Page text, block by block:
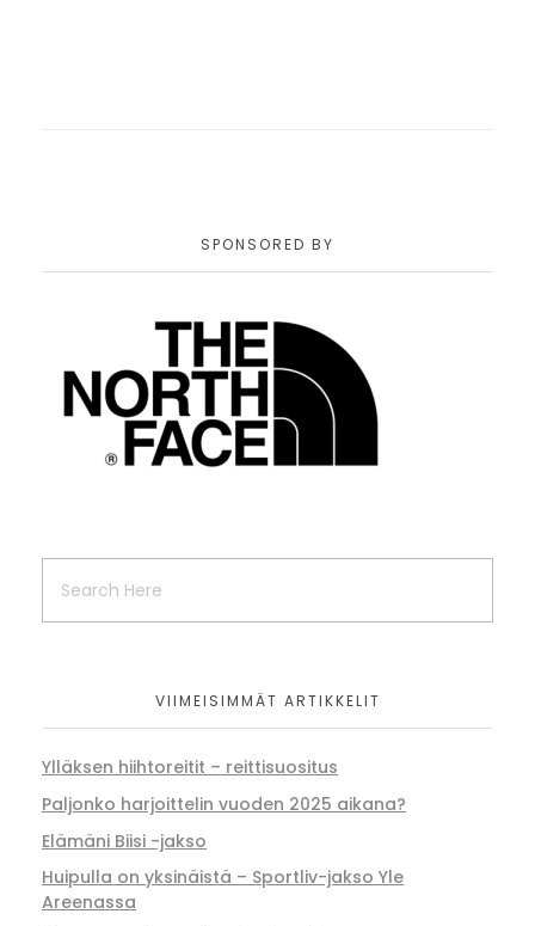
SPONSORED BY
VIIMEISIMMÄT ARTIKKELIT
Ylläksen hiihtoreitit – reittisuositus
Paljonko harjoittelin vuoden 2025 aikana?
Elämäni Biisi -jakso
Huipulla on yksinäistä – Sportliv-jakso Yle
Areenassa